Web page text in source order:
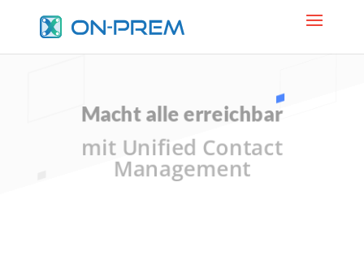
Macht alle erreichbar
mit Unified Contact
Management